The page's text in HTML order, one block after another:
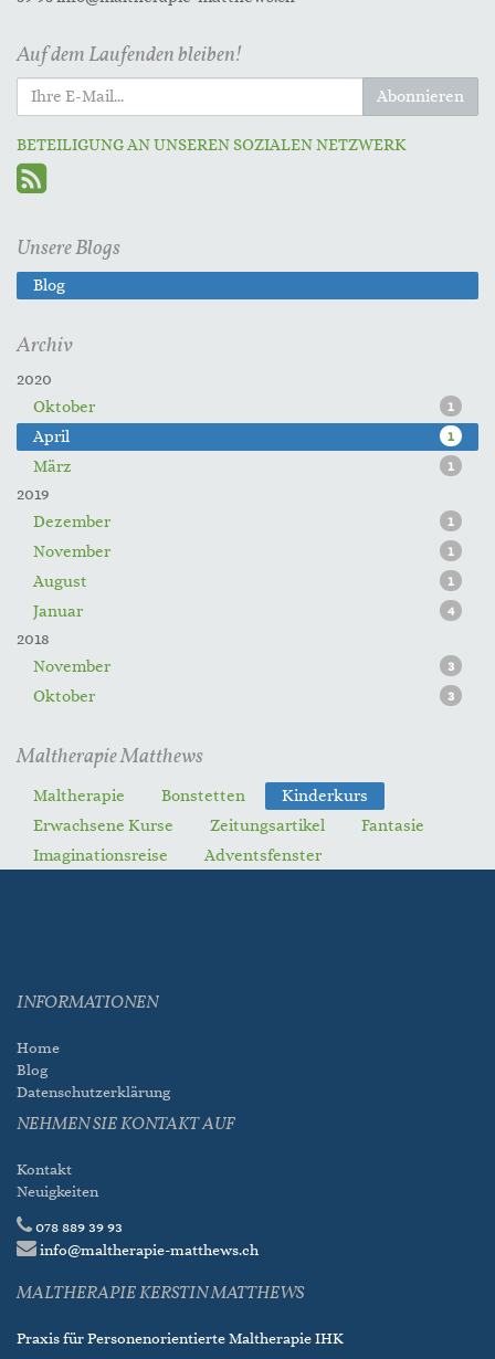
Auf dem Laufenden bleiben!
Abonnieren
BETEILIGUNG AN UNSEREN SOZIALEN NETZWERK
Unsere Blogs
Blog
Archiv
2020
Oktober
1
April 1
März 1
2019
Dezember
1
November 1
August 1
Januar 4
2018
November
3
Oktober 3
Maltherapie Matthews
Maltherapie Bonstetten
Kinderkurs
Erwachsene Kurse
Zeitungsartikel
Fantasie
Imaginationsreise
Adventsfenster
INFORMATIONEN
Home
Blog
Datenschutzerklärung
NEHMEN SIE KONTAKT AUF
Kontakt
Neuigkeiten
078 889 39 93
info@maltherapie-matthews.ch
MALTHERAPIE KERSTIN MATTHEWS
Praxis für Personenorientierte Maltherapie IHK